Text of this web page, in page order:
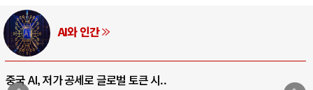
AI와 인간
중국 AI, 저가 공세로 글로벌 토큰 시..